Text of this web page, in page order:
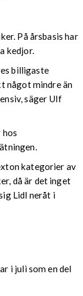
På årsbasis har
kedjor.
billigaste
något mindre än
säger Ulf
hos
kategorier av
då är det inget
Lidl neråt i
i juli som en del